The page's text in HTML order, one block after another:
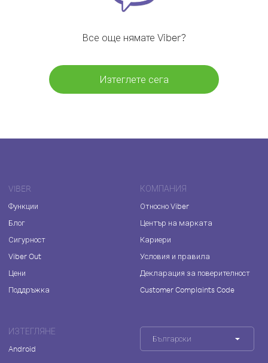
Все още нямате Viber?
Изтеглете сега
VIBER
Функции
Блог
Сигурност
Viber Out
Цени
Поддръжка
КОМПАНИЯ
Относно Viber
Център на марката
Кариери
Условия и правила
Декларация за поверителност
Customer Complaints Code
ИЗТЕГЛЯНЕ
Android
Български